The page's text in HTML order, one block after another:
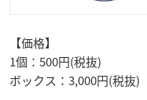
【価格】
1個：500円(税抜)
ボックス：3,000円(税抜)